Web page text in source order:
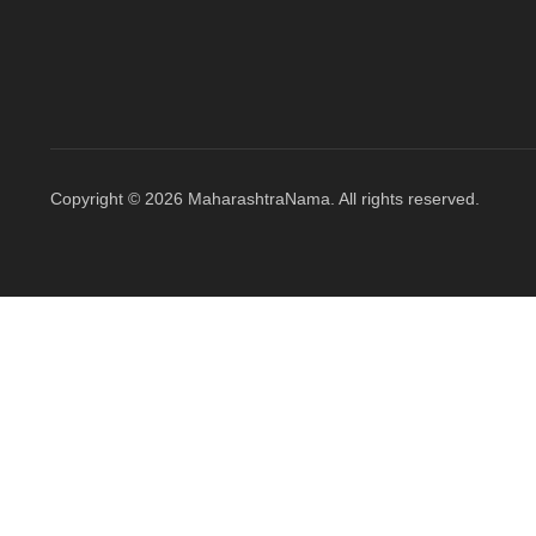
Copyright © 2026 MaharashtraNama. All rights reserved.